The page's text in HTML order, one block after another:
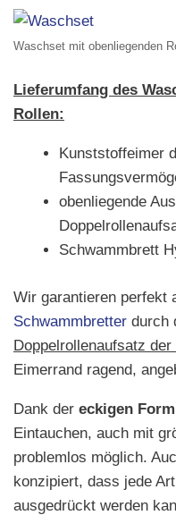
Waschset mit obenliegenden
Lieferumfang des
Rollen:
Kunststoffeimer
obenliegende
Schwammbrett
Wir garantieren perfekt
Schwammbretter durch
Doppelrollenaufsatz der
Eimerrand ragend,
Dank der eckigen Form
Eintauchen, auch mit
problemlos möglich.
konzipiert, dass jede
ausgedrückt werden